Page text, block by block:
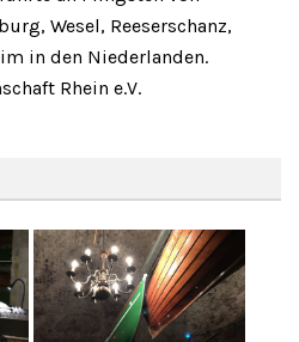
Wesel, Reeserschanz,
in den Niederlanden.
Rhein e.V.